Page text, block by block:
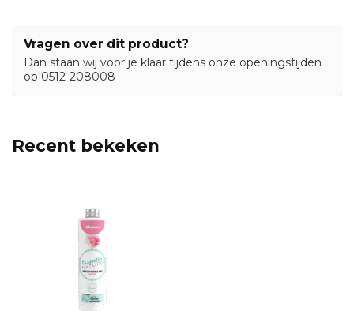
Vragen over dit product?
Dan staan wij voor je klaar tijdens onze openingstijden
op 0512-208008
Recent bekeken